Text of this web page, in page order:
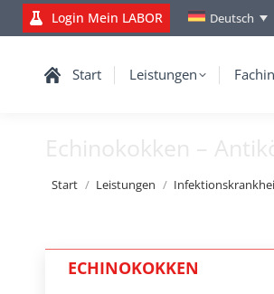
Login Mein LABOR Deutsch
Start Leistungen
Echinokokken –
Sie befinden sich hier:
Start Leistungen
ECHINOKOKKEN